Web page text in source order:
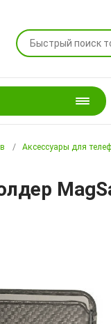
Аксессуары для